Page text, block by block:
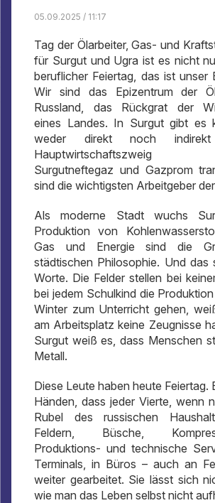
05.09.2025 / 11:17
Tag der Ölarbeiter, Gas- und
für Surgut und Ugra ist es nicht
beruflicher Feiertag, das ist unser
Wir sind das Epizentrum der
Russland, das Rückgrat der
eines Landes. In Surgut gibt es
weder direkt noch
Hauptwirtschaftszweig
Surgutneftegaz und Gazprom
sind die wichtigsten Arbeitgeber
Als moderne Stadt wuchs
Produktion von
Gas und Energie sind die
städtischen Philosophie. Und das
Worte. Die Felder stellen bei
bei jedem Schulkind die
Winter zum Unterricht gehen,
am Arbeitsplatz keine Zeugnisse
Surgut weiß es, dass Menschen
Metall.
Diese Leute haben heute Feiertag.
Händen, dass jeder Vierte, wenn
Rubel des russischen
Feldern, Büsche,
Produktions- und technische
Terminals, in Büros – auch an
weiter gearbeitet. Sie lässt sich
wie man das Leben selbst nicht